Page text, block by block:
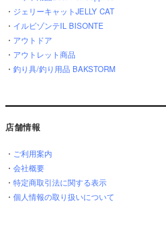
・ ジェリーキャットJELLY CAT
・ イルビゾンテIL BISONTE
・ アウトドア
・ アウトレット商品
・ 釣り具/釣り用品 BAKSTORM
店舗情報
・ ご利用案内
・ 会社概要
・ 特定商取引法に関する表示
・ 個人情報の取り扱いについて